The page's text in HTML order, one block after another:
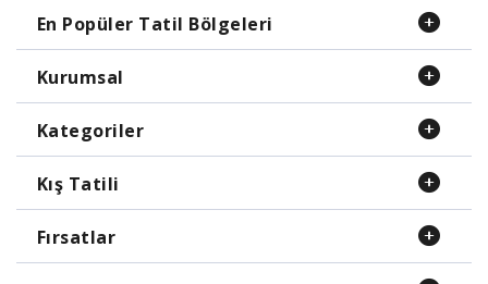
En Popüler Tatil Bölgeleri
Kurumsal
Kategoriler
Kış Tatili
Fırsatlar